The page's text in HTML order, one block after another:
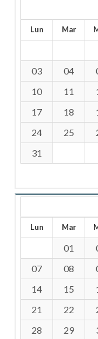
Lun Mar
03
04
10
11
17
18
24
25
31
Lun Mar
01
07
08
14
15
21
22
28
29